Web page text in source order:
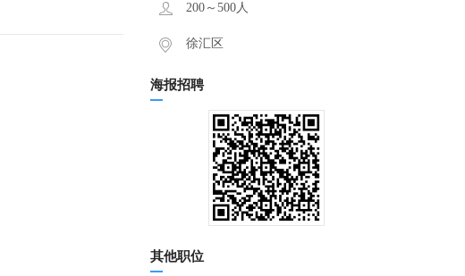
200～500人
徐汇区
海报招聘
其他职位